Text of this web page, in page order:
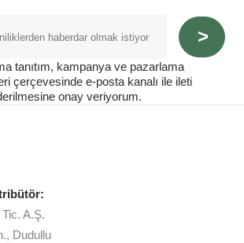
tanıtım, kampanya ve pazarlama
çerçevesinde e-posta kanalı ile ileti
onay veriyorum.
A.Ş.
Dudullu